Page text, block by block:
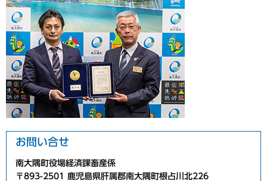
お問い合せ
南大隅町役場経済課畜産係
〒893-2501 鹿児島県肝属郡南大隅町根占川北226